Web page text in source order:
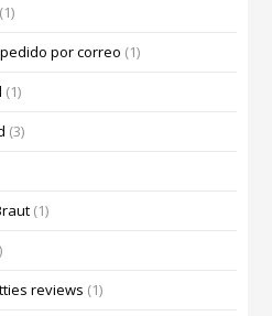
(1)
por correo (1)
(1)
(3)
(1)
reviews (1)